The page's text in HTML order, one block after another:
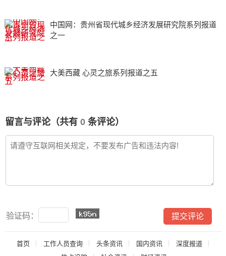
中国网：贵州省现代城乡经济发展研究院系列报道
之一
大美西藏 心灵之旅系列报道之五
留言与评论（共有 0条评论）
验证码：
首页 工作人员查询 头条资讯 国内资讯
深度报道